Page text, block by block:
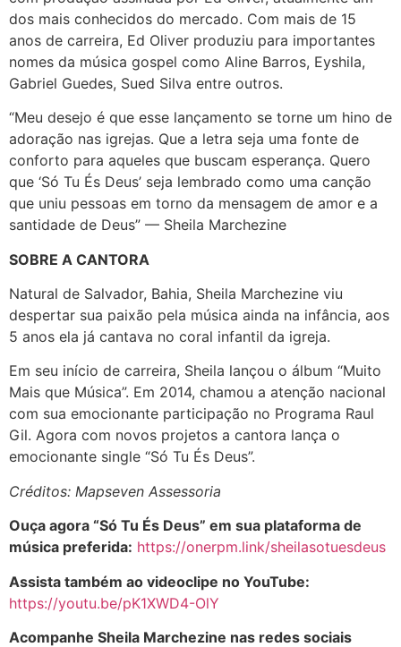
dos mais conhecidos do mercado. Com mais de 15
anos de carreira, Ed Oliver produziu para importantes
nomes da música gospel como Aline Barros, Eyshila,
Gabriel Guedes, Sued Silva entre outros.
“Meu desejo é que esse lançamento se torne um hino de
adoração nas igrejas. Que a letra seja uma fonte de
conforto para aqueles que buscam esperança. Quero
que ‘Só Tu És Deus’ seja lembrado como uma canção
que uniu pessoas em torno da mensagem de amor e a
santidade de Deus” — Sheila Marchezine
SOBRE A CANTORA
Natural de Salvador, Bahia, Sheila Marchezine viu
despertar sua paixão pela música ainda na infância, aos
5 anos ela já cantava no coral infantil da igreja.
Em seu início de carreira, Sheila lançou o álbum “Muito
Mais que Música”. Em 2014, chamou a atenção nacional
com sua emocionante participação no Programa Raul
Gil. Agora com novos projetos a cantora lança o
emocionante single “Só Tu És Deus”.
Créditos: Mapseven Assessoria
Ouça agora “Só Tu És Deus” em sua plataforma de
música preferida: https://onerpm.link/sheilasotuesdeus
Assista também ao videoclipe no YouTube:
https://youtu.be/pK1XWD4-OlY
Acompanhe Sheila Marchezine nas redes sociais